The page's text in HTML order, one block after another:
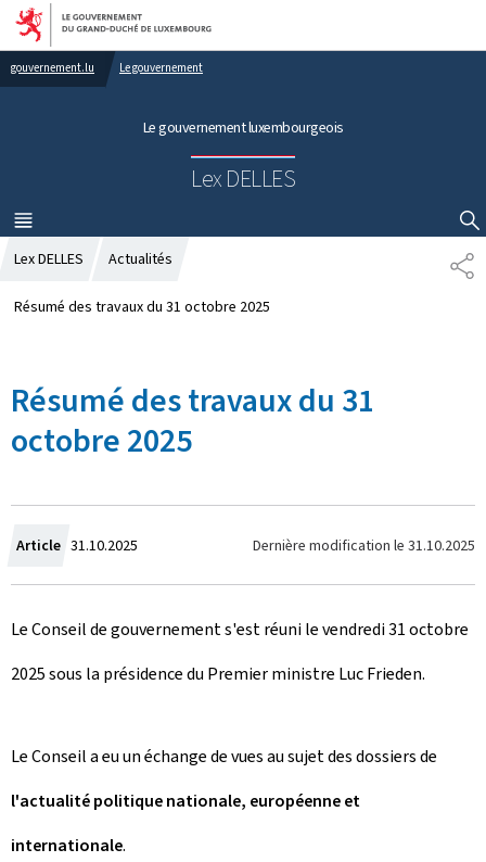
Aller au menu principal
Aller au contenu
gouvernement.lu Le gouvernement
Le gouvernement luxembourgeois
Lex DELLES
MENU
PRINCIPAL
AFFICHER / MASQUER LA RECHERCHE
P
A
Lex DELLES Actualités
Résumé des travaux du 31 octobre 2025
Résumé des travaux du 31
octobre 2025
Article C
r
é
e
e
31.10.2025 Dernière modification le 31.10.2025
Le Conseil de gouvernement s'est réuni le vendredi 31 octobre
2025 sous la présidence du Premier ministre Luc Frieden.
Le Conseil a eu un échange de vues au sujet des dossiers de
l'actualité politique nationale, européenne et
internationale.